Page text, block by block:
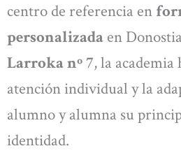
centro de referencia en
personalizada en
Larroka nº 7, la academia
atención individual y la
alumno y alumna su
identidad.